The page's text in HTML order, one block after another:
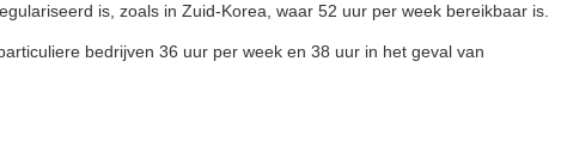
is, zoals in Zuid-Korea, waar 52 uur per week bereikbaar is.
bedrijven 36 uur per week en 38 uur in het geval van